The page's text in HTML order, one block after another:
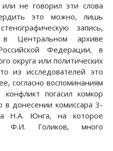
не говорил эти слова
это можно, лишь
запись,
Центральном архиве
Федерации, в
округа или политических
из исследователей это
согласно воспоминаниям
погасил комкор
донесении комиссара 3-
Н.А. Юнга, на которое
Ф.И. Голиков, много